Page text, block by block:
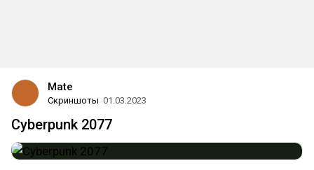
Mate
Скриншоты 01.03.2023
Cyberpunk 2077